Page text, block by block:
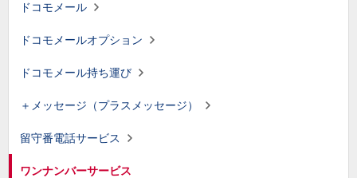
ドコモメール
ドコモメールオプション
ドコモメール持ち運び
＋メッセージ（プラスメッセージ）
留守番電話サービス
ワンナンバーサービス